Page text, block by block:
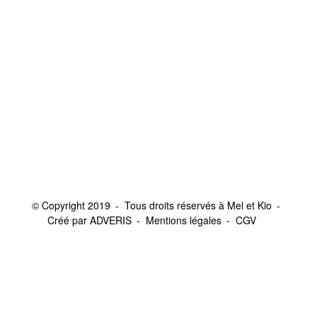
© Copyright 2019
Tous droits réservés à Mel et Kio
Créé par ADVERIS
Mentions légales CGV